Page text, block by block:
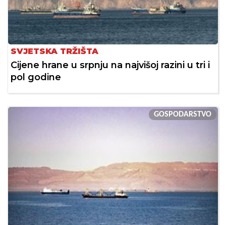
SVJETSKA TRŽIŠTA
Cijene hrane u srpnju na najvišoj razini u tri i
pol godine
GOSPODARSTVO